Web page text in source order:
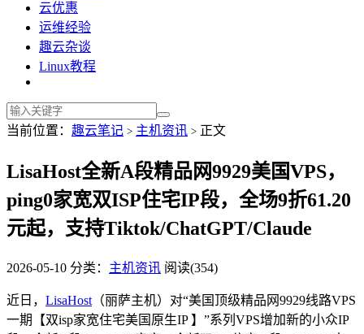
云优惠
运维经验
趣云杂谈
Linux教程
当前位置： 趣云笔记 > 主机资讯 > 正文
LisaHost全新A段精品网9929美国VPS，
ping0家宽双ISP住宅IP段，全场9折61.20
元起，支持Tiktok/ChatGPT/Claude
2026-05-10 分类： 主机资讯 阅读(354)
近日， LisaHost （丽萨主机）对“美国顶级精品网9929线路VPS
一期【双isp家宽住宅美国原生IP 】”系列VPS增加新的小众IP